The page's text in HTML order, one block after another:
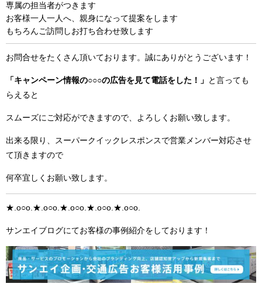
専属の担当者がつきます
お客様一人一人へ、親身になって提案をします
もちろんご訪問しお打ち合わせ致します
お問合せをたくさん頂いております。誠にありがとうございます！
「キャンペーン情報の○○○の広告を見て電話をした！」 と言っても
らえると
スムーズにご対応ができますので、よろしくお願い致します。
出来る限り、スーパークイックレスポンスで営業メンバー対応させ
て頂きますので
何卒宜しくお願い致します。
★.o○o.★.o○o.★.o○o.★.o○o.★.o○o.
サンエイブログにてお客様の事例紹介をしております！